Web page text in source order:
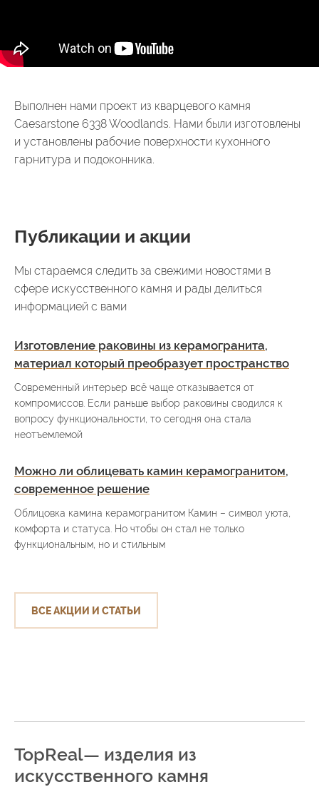
Выполнен нами проект из кварцевого камня
Caesarstone 6338 Woodlands. Нами были изготовлены
и установлены рабочие поверхности кухонного
гарнитура и подоконника.
Публикации и акции
Мы стараемся следить за свежими новостями в
сфере искусственного камня и рады делиться
информацией с вами
Изготовление раковины из керамогранита,
материал который преобразует пространство
Современный интерьер всё чаще отказывается от
компромиссов. Если раньше выбор раковины сводился к
вопросу функциональности, то сегодня она стала
неотъемлемой
Можно ли облицевать камин керамогранитом,
современное решение
Облицовка камина керамогранитом Камин – символ уюта,
комфорта и статуса. Но чтобы он стал не только
функциональным, но и стильным
ВСЕ АКЦИИ И СТАТЬИ
TopReal— изделия из
искусственного камня